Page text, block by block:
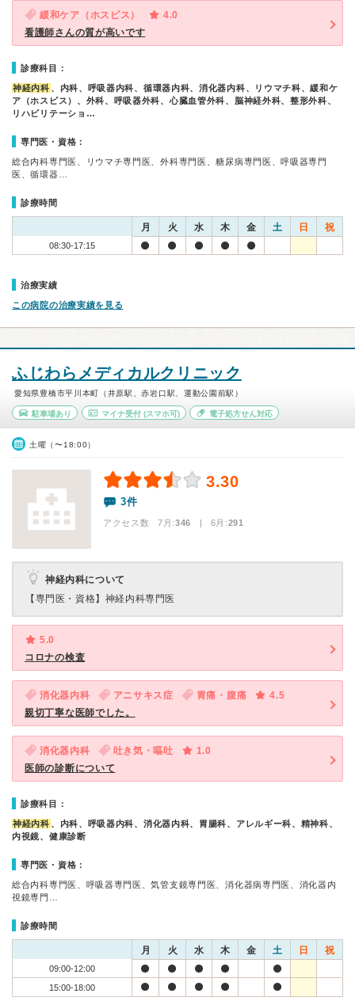
緩和ケア（ホスピス）
4.0
看護師さんの質が高いです
診療科目：
神経内科 、内科、呼吸器内科、循環器内科、消化器内科、リウマチ科、緩和ケ
ア（ホスピス）、外科、呼吸器外科、心臓血管外科、脳神経外科、整形外科、
リハビリテーショ…
専門医・資格：
総合内科専門医、リウマチ専門医、外科専門医、糖尿病専門医、呼吸器専門
医、循環器…
診療時間
月 火 水 木 金 土 日 祝
08:30-17:15
治療実績
この病院の治療実績を見る
ふじわらメディカルクリニック
愛知県豊橋市平川本町（井原駅、赤岩口駅、運動公園前駅）
駐車場あり マイナ受付(スマホ可) 電子処方せん対応
土曜（〜18:00）
3.30
3件
アクセス数 7月:346 | 6月:291
神経内科について
【専門医・資格】 神経内科専門医
5.0
コロナの検査
消化器内科 アニサキス症 胃痛・腹痛
4.5
親切丁寧な医師でした。
消化器内科 吐き気・嘔吐
1.0
医師の診断について
診療科目：
神経内科 、内科、呼吸器内科、消化器内科、胃腸科、アレルギー科、精神科、
内視鏡、健康診断
専門医・資格：
総合内科専門医、呼吸器専門医、気管支鏡専門医、消化器病専門医、消化器内
視鏡専門…
診療時間
月 火 水 木 金 土 日 祝
09:00-12:00
15:00-18:00